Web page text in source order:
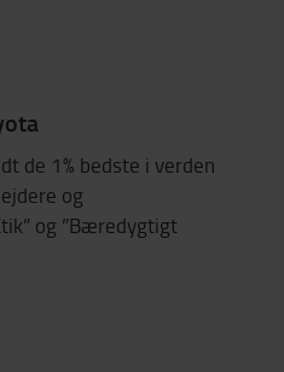
de 1% bedste i verden
og
og ”Bæredygtigt